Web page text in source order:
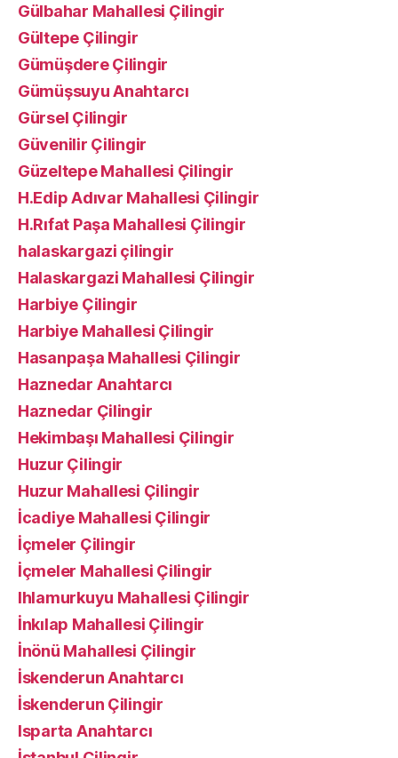
Gülbahar Mahallesi Çilingir
Gültepe Çilingir
Gümüşdere Çilingir
Gümüşsuyu Anahtarcı
Gürsel Çilingir
Güvenilir Çilingir
Güzeltepe Mahallesi Çilingir
H.Edip Adıvar Mahallesi Çilingir
H.Rıfat Paşa Mahallesi Çilingir
halaskargazi çilingir
Halaskargazi Mahallesi Çilingir
Harbiye Çilingir
Harbiye Mahallesi Çilingir
Hasanpaşa Mahallesi Çilingir
Haznedar Anahtarcı
Haznedar Çilingir
Hekimbaşı Mahallesi Çilingir
Huzur Çilingir
Huzur Mahallesi Çilingir
İcadiye Mahallesi Çilingir
İçmeler Çilingir
İçmeler Mahallesi Çilingir
Ihlamurkuyu Mahallesi Çilingir
İnkılap Mahallesi Çilingir
İnönü Mahallesi Çilingir
İskenderun Anahtarcı
İskenderun Çilingir
Isparta Anahtarcı